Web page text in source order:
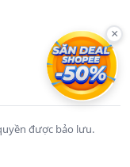
được bảo lưu.
×